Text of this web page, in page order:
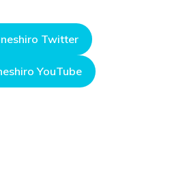
Twitter
YouTube